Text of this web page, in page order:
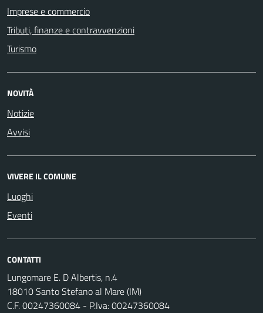
Imprese e commercio
Tributi, finanze e contravvenzioni
Turismo
NOVITÀ
Notizie
Avvisi
VIVERE IL COMUNE
Luoghi
Eventi
CONTATTI
Lungomare E. D Albertis, n.4
18010 Santo Stefano al Mare (IM)
C.F. 00247360084 - P.Iva: 00247360084